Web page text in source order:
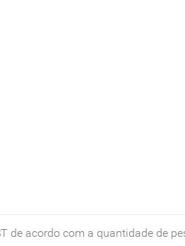
de acordo com a quantidade de